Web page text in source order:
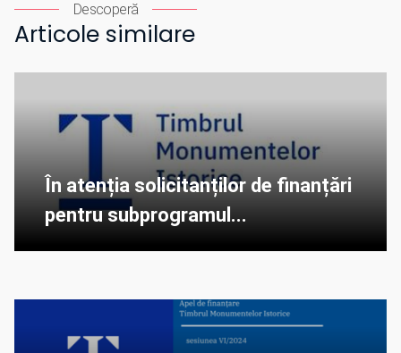
Descoperă
Articole similare
În atenția solicitanților de finanțări
pentru subprogramul...